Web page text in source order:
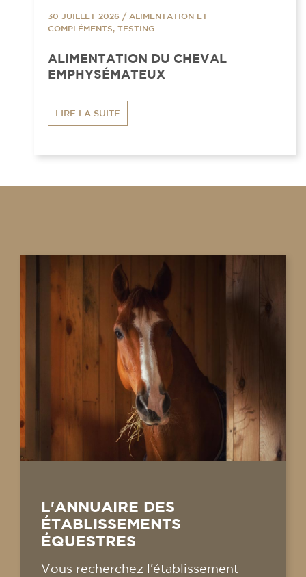
30 JUILLET 2026 / ALIMENTATION ET
COMPLÉMENTS, TESTING
ALIMENTATION DU CHEVAL
EMPHYSÉMATEUX
LIRE LA SUITE
L'ANNUAIRE DES
ÉTABLISSEMENTS
ÉQUESTRES
Vous recherchez l'établissement